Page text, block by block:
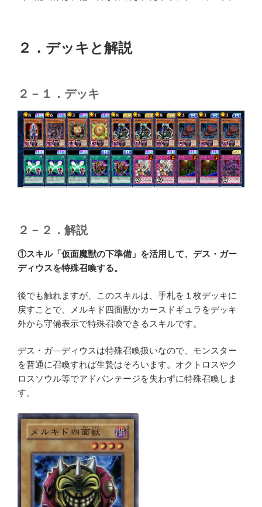
２．デッキと解説
２－１．デッキ
２－２．解説
①スキル「仮面魔獣の下準備」を活用して、デス・ガー
ディウスを特殊召喚する。
後でも触れますが、このスキルは、手札を１枚デッキに
戻すことで、メルキド四面獣かカースドギュラをデッキ
外から守備表示で特殊召喚できるスキルです。
デス・ガ―ディウスは特殊召喚扱いなので、モンスター
を普通に召喚すれば生贄はそろいます。オクトロスやク
ロスソウル等でアドバンテージを失わずに特殊召喚しま
す。